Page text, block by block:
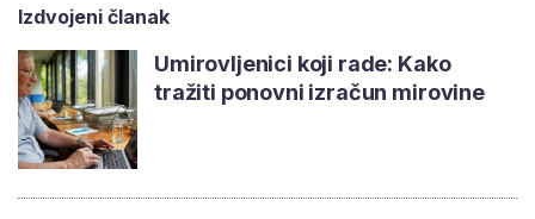
Izdvojeni članak
Umirovljenici koji rade: Kako
tražiti ponovni izračun mirovine